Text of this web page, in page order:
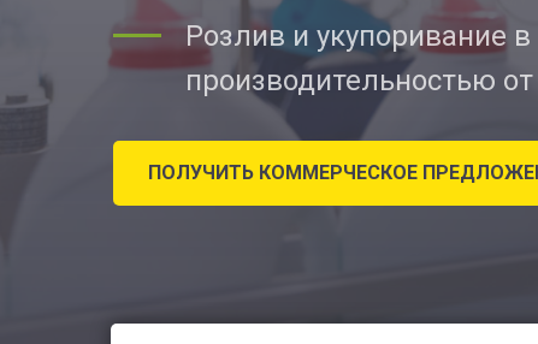
ПОЛУЧИТЬ КОММЕРЧЕСКОЕ
Розлив и укупоривание
производительностью